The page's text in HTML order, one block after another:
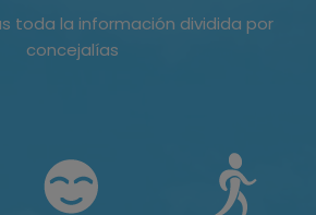
toda la información dividida por
concejalías